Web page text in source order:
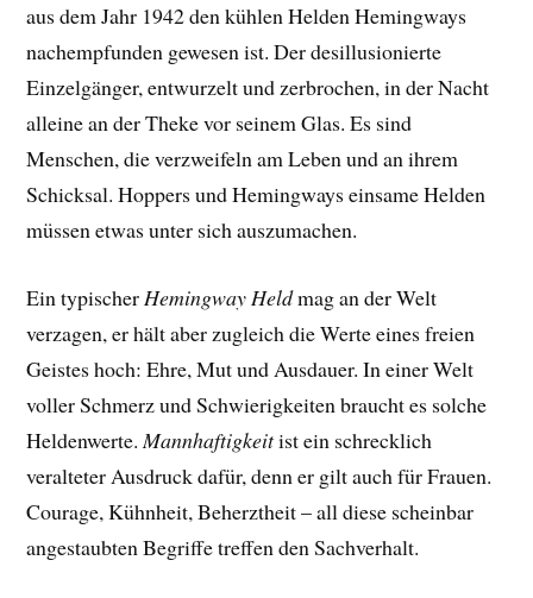
aus dem Jahr 1942 den kühlen Helden Hemingways
nachempfunden gewesen ist. Der desillusionierte
Einzelgänger, entwurzelt und zerbrochen, in der Nacht
alleine an der Theke vor seinem Glas. Es sind
Menschen, die verzweifeln am Leben und an ihrem
Schicksal. Hoppers und Hemingways einsame Helden
müssen etwas unter sich auszumachen.
Ein typischerHemingway Heldmag an der Welt
verzagen, er hält aber zugleich die Werte eines freien
Geistes hoch: Ehre, Mut und Ausdauer. In einer Welt
voller Schmerz und Schwierigkeiten braucht es solche
Heldenwerte.Mannhaftigkeitist ein schrecklich
veralteter Ausdruck dafür, denn er gilt auch für Frauen.
Courage, Kühnheit, Beherztheit – all diese scheinbar
angestaubten Begriffe treffen den Sachverhalt.